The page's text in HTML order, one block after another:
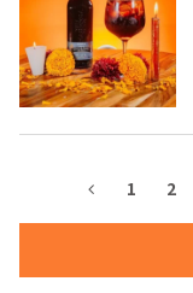
1 2